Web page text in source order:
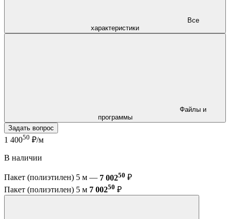
характеристики
программы
Задать вопрос
1 40050 ₽/м
В наличии
Пакет (полиэтилен) 5 м — 7 00250 ₽
Пакет (полиэтилен) 5 м 7 00250 ₽